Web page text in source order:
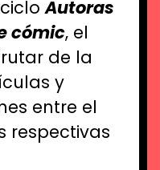
Autoras
cómic, el
de la
y
entre el
respectivas